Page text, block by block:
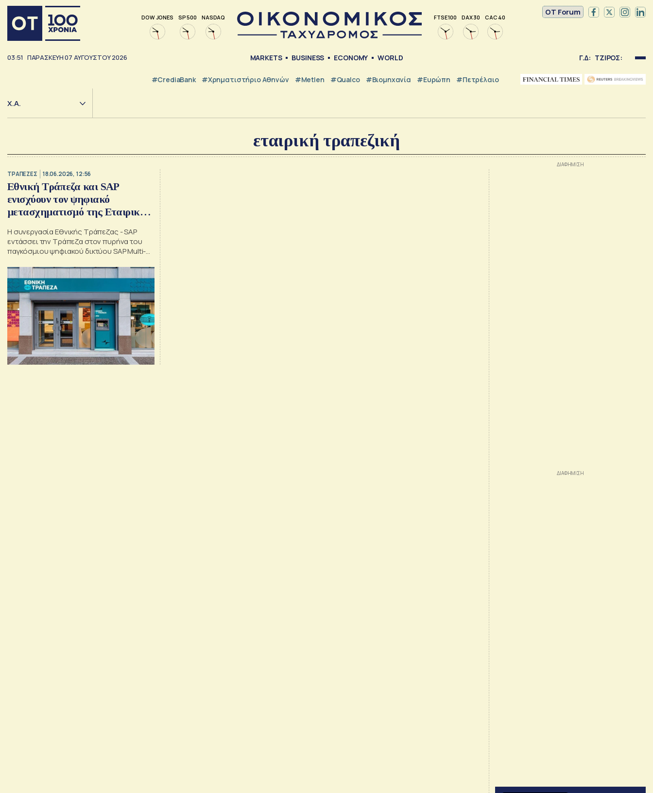
DOW JONES SP 500 NASDAQ FTSE 100 DAX 30 CAC 40
OT Forum
03:51 ΠΑΡΑΣΚΕΥΗ07 ΑΥΓΟΥΣΤΟΥ2026 MARKETS BUSINESS ECONOMY WORLD Γ.Δ: ΤΖΙΡΟΣ:
#CrediaBank #Χρηματιστήριο Αθηνών #metlen #Qualco #Βιομηχανία #Ευρώπη #Πετρέλαιο
Χ.Α.
εταιρική τραπεζική
ΤΡΑΠΕΖΕΣ 18.06.2026, 12:56
Εθνική Τράπεζα και SAP
ενισχύουν τον ψηφιακό
μετασχηματισμό της Εταιρικής
Η συνεργασία Εθνικής Τράπεζας - SAP
εντάσσει την Τράπεζα στον πυρήνα του
παγκόσμιου ψηφιακού δικτύου SAP Multi-